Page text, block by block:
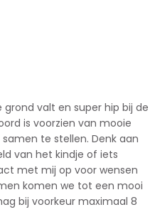
valt en super hip bij de
is voorzien van mooie
te stellen. Denk aan
van het kindje of iets
met mij op voor wensen
komen we tot een mooi
bij voorkeur maximaal 8